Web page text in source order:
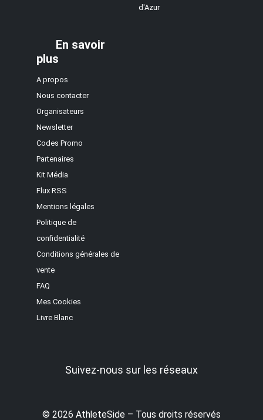
d'Azur
En savoir
plus
A propos
Nous contacter
Organisateurs
Newsletter
Codes Promo
Partenaires
Kit Média
Flux RSS
Mentions légales
Politique de
confidentialité
Conditions générales de
vente
FAQ
Mes Cookies
Livre Blanc
Suivez-nous sur les réseaux
© 2026 AthleteSide – Tous droits réservés